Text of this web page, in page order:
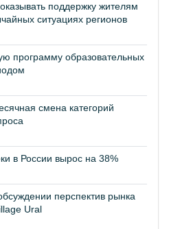
поддержку жителям
ситуациях регионов
программу образовательных
смена категорий
в России вырос на 38%
перспектив рынка
Ural